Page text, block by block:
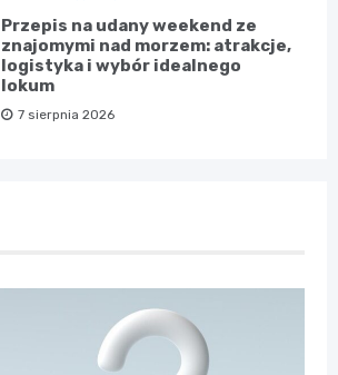
Przepis na udany weekend ze
znajomymi nad morzem: atrakcje,
logistyka i wybór idealnego
lokum
7 sierpnia 2026